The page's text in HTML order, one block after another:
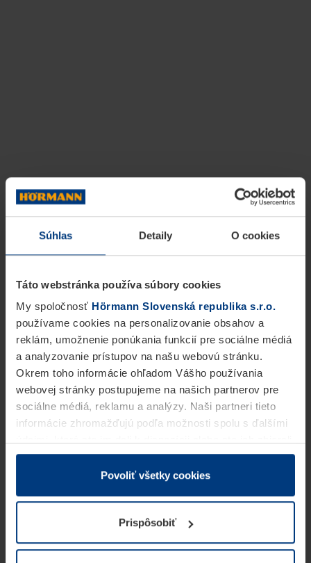
Súhlas Detaily O cookies
Táto webstránka používa súbory cookies
My spoločnosť Hörmann Slovenská republika s.r.o.
používame cookies na personalizovanie obsahov a
reklám, umožnenie ponúkania funkcií pre sociálne médiá
a analyzovanie prístupov na našu webovú stránku.
Okrem toho informácie ohľadom Vášho používania
webovej stránky postupujeme na našich partnerov pre
sociálne médiá, reklamu a analýzy. Naši partneri tieto
informácie zhromažďujú podľa možnosti spolu s ďalšími
v rámci Vášho využívania služieb.
Z právneho hľadiska môžeme cookies ukladať na Vašom
prevádzku tejto stránky. Pre všetky ostatné typy cookie
potrebujeme Vaše povolenie. Vaše povolenie môžete
kedykoľvek zmeniť alebo odvolať vo vysvetlení cookie
Povoliť všetky cookies
Prispôsobiť